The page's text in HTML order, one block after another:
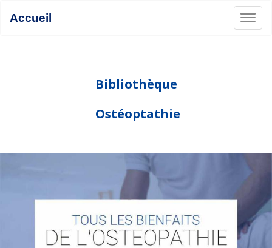
Accueil
Bibliothèque
Ostéoptathie